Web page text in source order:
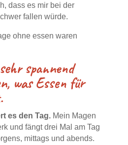
dass es mir bei der
fallen würde.
ohne essen waren
spannend
was Essen für
es den Tag.Mein Magen
und fängt drei Mal am Tag
mittags und abends.